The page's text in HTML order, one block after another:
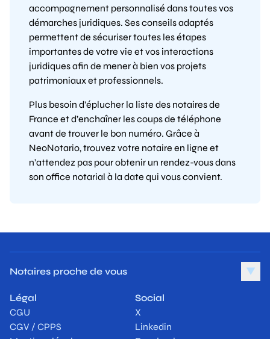
accompagnement personnalisé dans toutes vos
démarches juridiques. Ses conseils adaptés
permettent de sécuriser toutes les étapes
importantes de votre vie et vos interactions
juridiques afin de mener à bien vos projets
patrimoniaux et professionnels.
Plus besoin d’éplucher la liste des notaires de
France et d’enchaîner les coups de téléphone
avant de trouver le bon numéro. Grâce à
NeoNotario, trouvez votre notaire en ligne et
n’attendez pas pour obtenir un rendez-vous dans
son office notarial à la date qui vous convient.
Notaires proche de vous ▼
Légal
CGU
CGV / CPPS
Social
X
Linkedin